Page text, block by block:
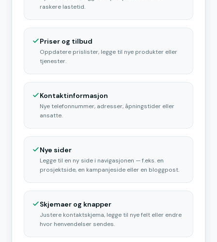
raskere lastetid.
Priser og tilbud
Oppdatere prislister, legge til nye produkter eller
tjenester.
Kontaktinformasjon
Nye telefonnummer, adresser, åpningstider eller
ansatte.
Nye sider
Legge til en ny side i navigasjonen — f.eks. en
prosjektside, en kampanjeside eller en bloggpost.
Skjemaer og knapper
Justere kontaktskjema, legge til nye felt eller endre
hvor henvendelser sendes.